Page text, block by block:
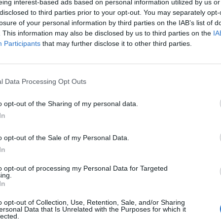
interest-based ads based on personal information utilized by us
to third parties prior to your opt-out. You may separately
of your personal information by third parties on the IAB’s list of
This information may also be disclosed by us to third parties on the
Participants that may further disclose it to other third parties.
Data Processing Opt Outs
opt-out of the Sharing of my personal data.
opt-out of the Sale of my Personal Data.
opt-out of processing my Personal Data for Targeted
opt-out of Collection, Use, Retention, Sale, and/or Sharing
Data that Is Unrelated with the Purposes for which it
találni. Kiemelten fontos Orbán Viktor szerint,
a szolidaritásnak erősödnie kell. A
politikával kezelni, inkább növelni
kiaknázni az országon belüli rejtett erőforrásokat.
egy napra esett ebben az évben az Idősügyi Tanács alakuló
a tanács feladatait, nem szabad csak egy formális
aktívabb munkára van szükség. Orbán Viktor szerint
portfolio.hu hírarchívumához tartozik, melynek olvasása
tartalmazza:
elmúlt 2 év napon belüli